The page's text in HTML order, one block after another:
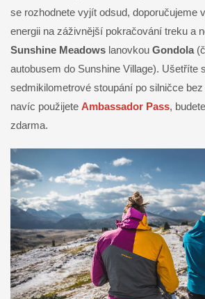
se rozhodnete vyjít odsud, doporučujeme
energii na záživnější pokračování treku a
Sunshine Meadows lanovkou Gondola
autobusem do Sunshine Village). Ušetříte
sedmikilometrové stoupání po silničce
navíc použijete Ambassador Pass,
zdarma.